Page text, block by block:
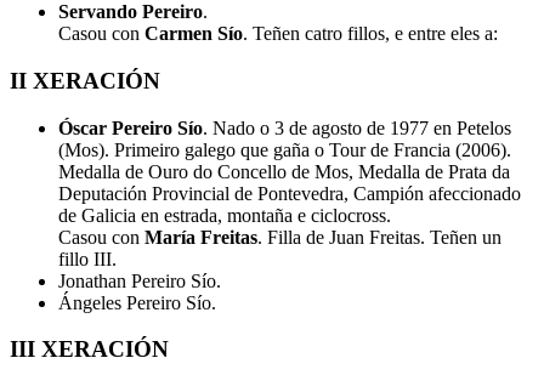
Servando Pereiro.
Casou con Carmen Sío. Teñen catro fillos, e entre eles a:
II XERACIÓN
Óscar Pereiro Sío. Nado o 3 de agosto de 1977 en Petelos
(Mos). Primeiro galego que gaña o Tour de Francia (2006).
Medalla de Ouro do Concello de Mos, Medalla de Prata da
Deputación Provincial de Pontevedra, Campión afeccionado
de Galicia en estrada, montaña e ciclocross.
Casou con María Freitas. Filla de Juan Freitas. Teñen un
fillo III.
Jonathan Pereiro Sío.
Ángeles Pereiro Sío.
III XERACIÓN